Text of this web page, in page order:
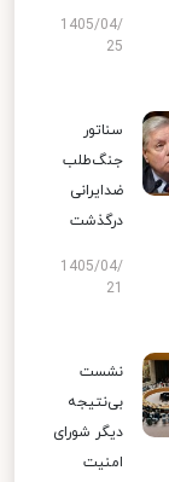
1405/04/
25
سناتور
جنگ‌طلب
ضدایرانی
درگذشت
1405/04/
نشست
بی‌نتیجه
دیگر شورای
امنیت